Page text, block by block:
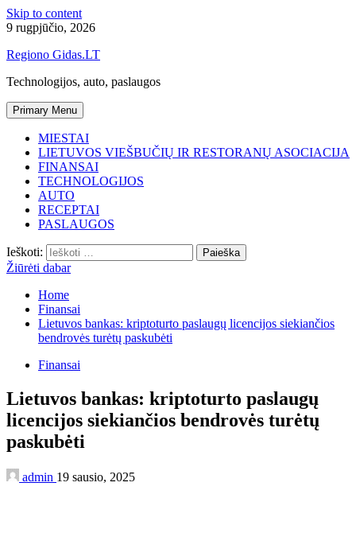
Skip to content
9 rugpjūčio, 2026
Regiono Gidas.LT
Technologijos, auto, paslaugos
Primary Menu
MIESTAI
LIETUVOS VIEŠBUČIŲ IR RESTORANŲ ASOCIACIJA
FINANSAI
TECHNOLOGIJOS
AUTO
RECEPTAI
PASLAUGOS
Ieškoti:
Žiūrėti dabar
Home
Finansai
Lietuvos bankas: kriptoturto paslaugų licencijos siekiančios
bendrovės turėtų paskubėti
Finansai
Lietuvos bankas: kriptoturto paslaugų
licencijos siekiančios bendrovės turėtų
paskubėti
admin 19 sausio, 2025